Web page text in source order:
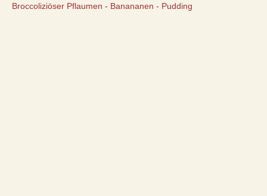
Broccoliziöser Pflaumen - Banananen - Pudding